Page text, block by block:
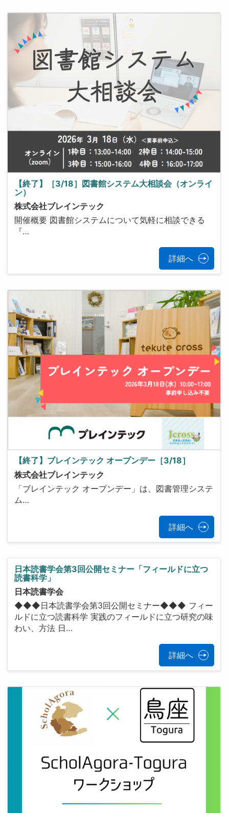
【終了】［3/18］図書館システム大相談会（オンライ
ン）
株式会社ブレインテック
開催概要 図書館システムについて気軽に相談できる
『…
詳細へ
【終了】ブレインテック オープンデー［3/18］
株式会社ブレインテック
「ブレインテック オープンデー」は、図書管理システ
ム…
詳細へ
日本読書学会第3回公開セミナー「フィールドに立つ
読書科学」
日本読書学会
◆◆◆日本読書学会第3回公開セミナー◆◆◆ フィー
ルドに立つ読書科学 実践のフィールドに立つ研究の味
わい、方法 日…
詳細へ